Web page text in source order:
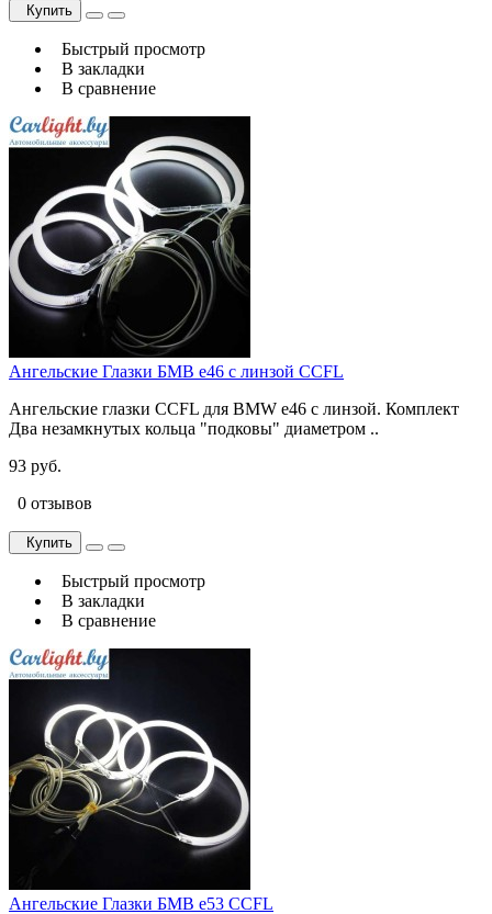
Купить
Быстрый просмотр
В закладки
В сравнение
Ангельские Глазки БМВ e46 с линзой CCFL
Ангельские глазки CCFL для BMW e46 с линзой. Комплект
Два незамкнутых кольца "подковы" диаметром ..
93 руб.
0 отзывов
Купить
Быстрый просмотр
В закладки
В сравнение
Ангельские Глазки БМВ е53 CCFL